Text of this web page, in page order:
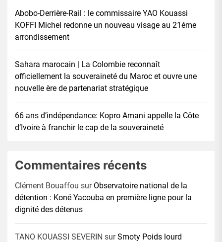
Abobo-Derrière-Rail : le commissaire YAO Kouassi
KOFFI Michel redonne un nouveau visage au 21éme
arrondissement
Sahara marocain | La Colombie reconnaît
officiellement la souveraineté du Maroc et ouvre une
nouvelle ère de partenariat stratégique
66 ans d’indépendance: Kopro Amani appelle la Côte
d’Ivoire à franchir le cap de la souveraineté
Commentaires récents
Clément Bouaffou sur Observatoire national de la
détention : Koné Yacouba en première ligne pour la
dignité des détenus
TANO KOUASSI SEVERIN surSmoty Poids lourd